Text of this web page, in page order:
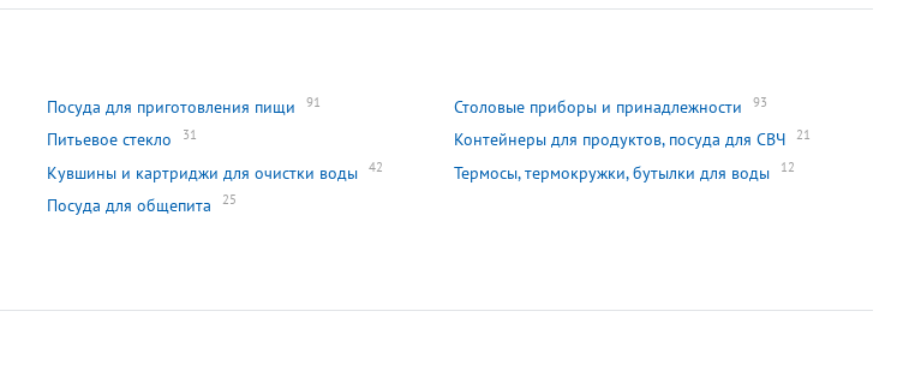
Посуда для приготовления пищи 91 Столовые приборы и принадлежности 93
Питьевое стекло 31 Контейнеры для продуктов, посуда для СВЧ 21
Кувшины и картриджи для очистки воды 42 Термосы, термокружки, бутылки для воды 12
Посуда для общепита 25